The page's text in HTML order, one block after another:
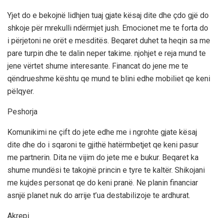
Yjet do e bekojnë lidhjen tuaj gjate kësaj dite dhe çdo gjë do
shkoje për mrekulli ndërmjet jush. Emocionet me te forta do
i përjetoni ne orët e mesditës. Beqaret duhet ta heqin sa me
pare turpin dhe te dalin neper takime. njohjet e reja mund te
jene vërtet shume interesante. Financat do jene me te
qëndrueshme kështu qe mund te blini edhe mobiliet qe keni
pëlqyer.
Peshorja
Komunikimi ne çift do jete edhe me i ngrohte gjate kësaj
dite dhe do i sqaroni te gjithë hatërmbetjet qe keni pasur
me partnerin. Dita ne vijim do jete me e bukur. Beqaret ka
shume mundësi te takojnë princin e tyre te kaltër. Shikojani
me kujdes personat qe do keni pranë. Ne planin financiar
asnjë planet nuk do arrije t’ua destabilizoje te ardhurat.
Akrepi